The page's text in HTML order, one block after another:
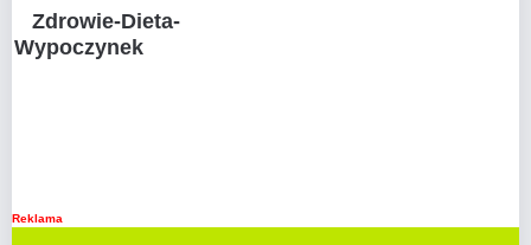
Zdrowie-Dieta-
Wypoczynek
Reklama